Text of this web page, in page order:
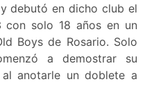
debutó en dicho club el
con solo 18 años en un
Boys de Rosario. Solo
a demostrar su
anotarle un doblete a